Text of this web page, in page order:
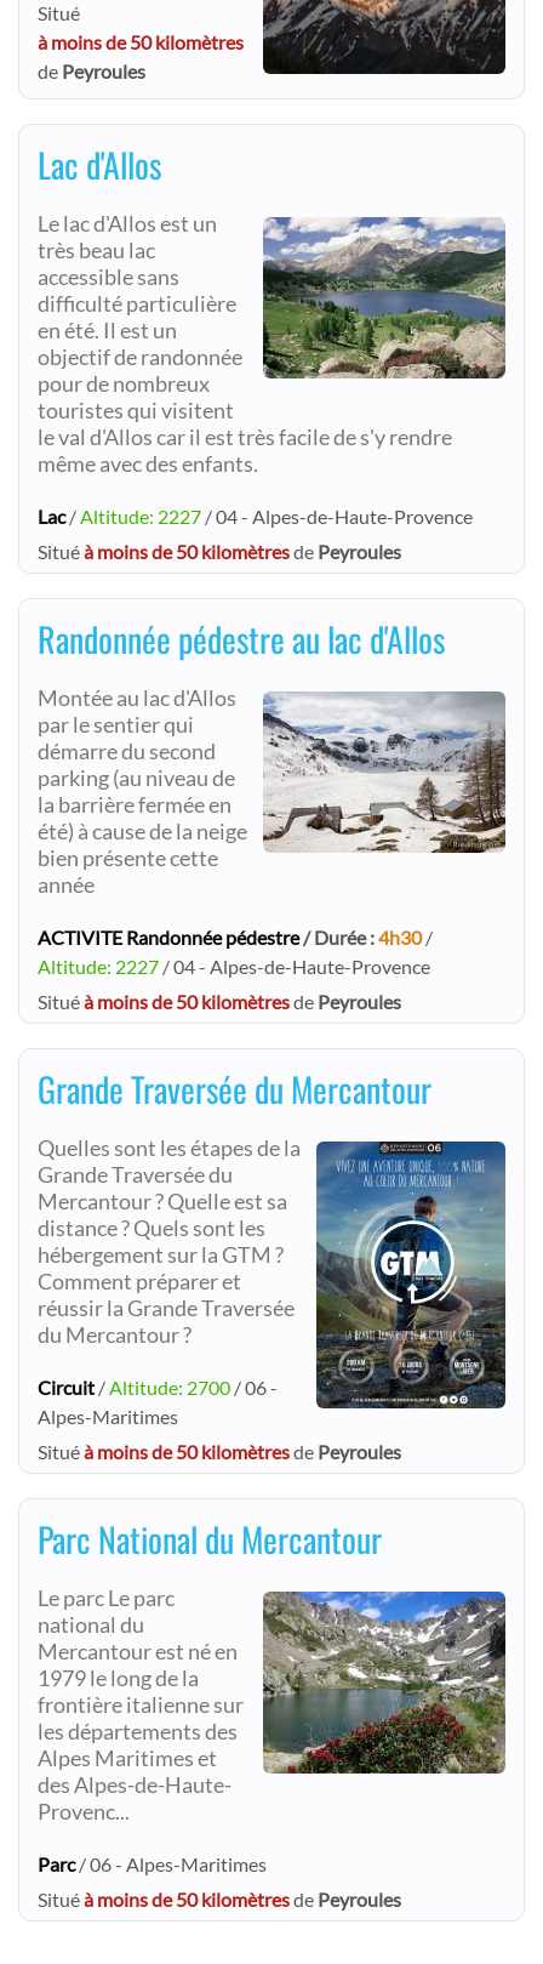
Situé
à moins de 50 kilomètres
de Peyroules
Lac d'Allos
Le lac d'Allos est un
très beau lac
accessible sans
difficulté particulière
en été. Il est un
objectif de randonnée
pour de nombreux
touristes qui visitent
le val d'Allos car il est très facile de s'y rendre
même avec des enfants.
Lac/ Altitude: 2227 / 04 - Alpes-de-Haute-Provence
Situéà moins de 50 kilomètresde Peyroules
Randonnée pédestre au lac d'Allos
Montée au lac d'Allos
par le sentier qui
démarre du second
parking (au niveau de
la barrière fermée en
été) à cause de la neige
bien présente cette
année
ACTIVITE Randonnée pédestre/ Durée :4h30/
Altitude: 2227 / 04 - Alpes-de-Haute-Provence
Situéà moins de 50 kilomètresde Peyroules
Grande Traversée du Mercantour
Quelles sont les étapes de la
Grande Traversée du
Mercantour ? Quelle est sa
distance ? Quels sont les
hébergement sur la GTM ?
Comment préparer et
réussir la Grande Traversée
du Mercantour ?
Circuit / Altitude: 2700 / 06 -
Alpes-Maritimes
Situéà moins de 50 kilomètresde Peyroules
Parc National du Mercantour
Le parc Le parc
national du
Mercantour est né en
1979 le long de la
frontière italienne sur
les départements des
Alpes Maritimes et
des Alpes-de-Haute-
Provenc...
Parc/ 06 - Alpes-Maritimes
Situéà moins de 50 kilomètresde Peyroules